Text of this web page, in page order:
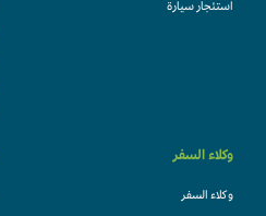
استئجار سيارة
وكلاء السفر
وكلاء السفر